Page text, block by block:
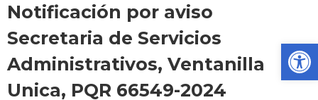
Notificación por aviso
Secretaria de Servicios
Administrativos, Ventanilla
Unica, PQR 66549-2024